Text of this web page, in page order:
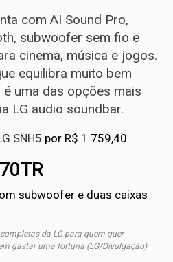
com AI Sound Pro,
subwoofer sem fio e
cinema, música e jogos.
equilibra muito bem
uma das opções mais
LG audio soundbar.
SNH5 por R$ 1.759,40
da LG para quem quer
gastar uma fortuna (LG/Divulgação)